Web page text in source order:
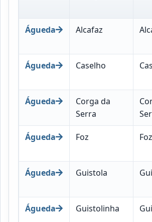
Águeda Alcafaz
Águeda Caselho
Águeda
Corga da
Serra
Águeda Foz Foz
Águeda Guistola
Águeda Guistolinha